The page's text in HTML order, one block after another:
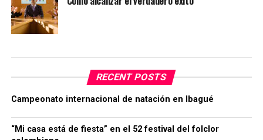
RECENT POSTS
Campeonato internacional de natación en Ibagué
“Mi casa está de fiesta” en el 52 festival del folclor